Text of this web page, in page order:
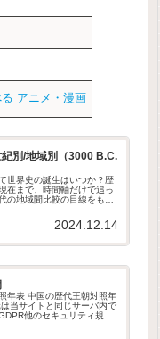
アニメ・漫画
別/地域別（3000 B.C.
世界史の誕生はいつか？歴
在まで、時間軸だけで追っ
の地域間比較の目線をもっ
界史年表を読めるようにな
、「縦読み...2024.12.14
年表 中国の歴代王朝対照年
当サイトと同じサーバ内で
他のセキュリティ規則